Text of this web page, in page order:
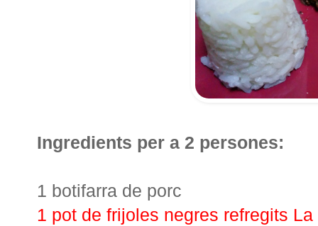
Ingredients per a 2 persones:
1 botifarra de porc
1 pot de frijoles negres refregits